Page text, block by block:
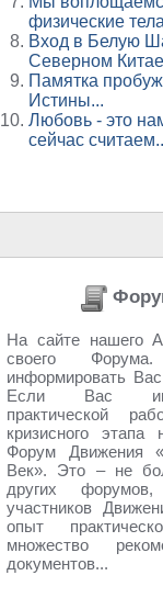
физические
Вход в Белую
Северном Китае
Памятка
Истины...
Любовь - это
сейчас
На сайте нашего
своего
информировать
Если Вас
практической
кризисного
Форум Движения
Век». Это – не
других
участников
опыт
множество
документов...